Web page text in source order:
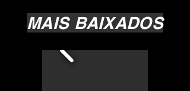
MAIS BAIXADOS